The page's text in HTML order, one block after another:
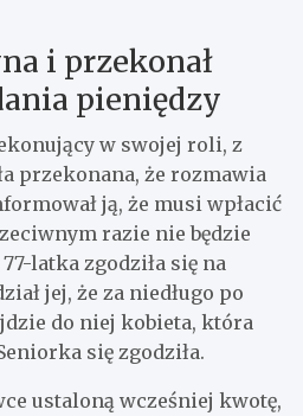
i przekonał
pieniędzy
w swojej roli, z
przekonana, że rozmawia
ją, że musi wpłacić
razie nie będzie
latka zgodziła się na
jej, że za niedługo po
do niej kobieta, która
się zgodziła.
ustaloną wcześniej kwotę,